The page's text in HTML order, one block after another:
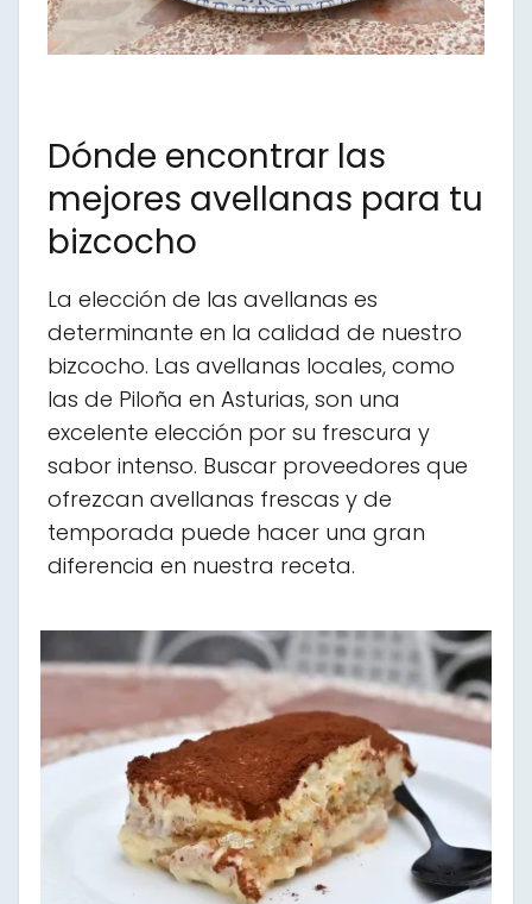
Dónde encontrar las
mejores avellanas para tu
bizcocho
La elección de las avellanas es
determinante en la calidad de nuestro
bizcocho. Las avellanas locales, como
las de Piloña en Asturias, son una
excelente elección por su frescura y
sabor intenso. Buscar proveedores que
ofrezcan avellanas frescas y de
temporada puede hacer una gran
diferencia en nuestra receta.